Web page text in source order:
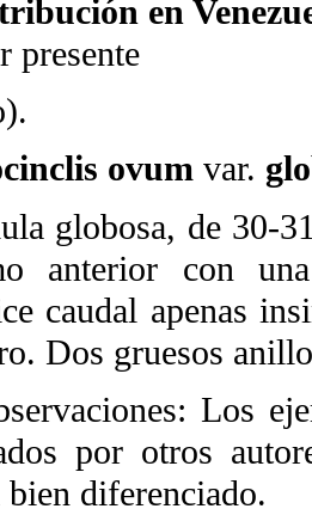
en
presente
ovum var.
globosa, de 30-
anterior con
caudal apenas
Dos gruesos
Los
por otros
bien diferenciado.